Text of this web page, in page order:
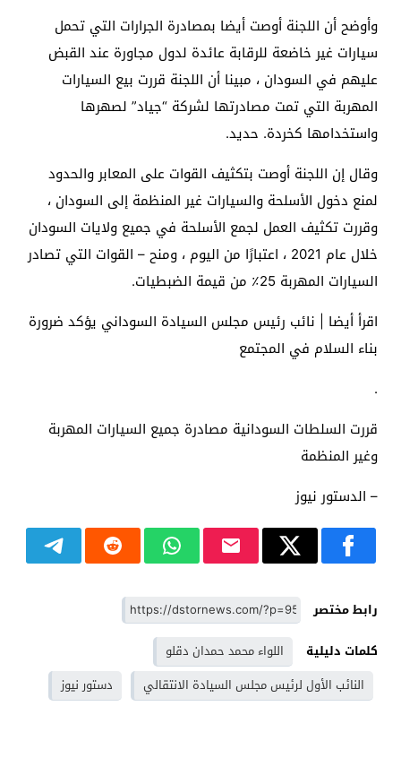
وأوضح أن اللجنة أوصت أيضا بمصادرة الجرارات التي تحمل
سيارات غير خاضعة للرقابة عائدة لدول مجاورة عند القبض
عليهم في السودان ، مبينا أن اللجنة قررت بيع السيارات
المهربة التي تمت مصادرتها لشركة “جياد” لصهرها
واستخدامها كخردة. حديد.
وقال إن اللجنة أوصت بتكثيف القوات على المعابر والحدود
لمنع دخول الأسلحة والسيارات غير المنظمة إلى السودان ،
وقررت تكثيف العمل لجمع الأسلحة في جميع ولايات السودان
خلال عام 2021 ، اعتبارًا من اليوم ، ومنح – القوات التي تصادر
السيارات المهربة 25٪ من قيمة الضبطيات.
اقرأ أيضا | نائب رئيس مجلس السيادة السوداني يؤكد ضرورة
بناء السلام في المجتمع
.
قررت السلطات السودانية مصادرة جميع السيارات المهربة
وغير المنظمة
– الدستور نيوز
رابط مختصر
كلمات دليلية
اللواء محمد حمدان دقلو
النائب الأول لرئيس مجلس السيادة الانتقالي
دستور نيوز